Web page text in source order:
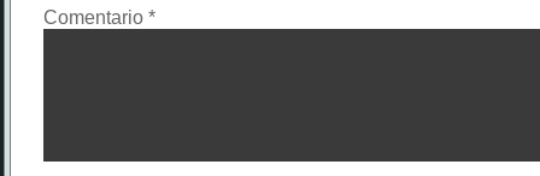
Comentario *